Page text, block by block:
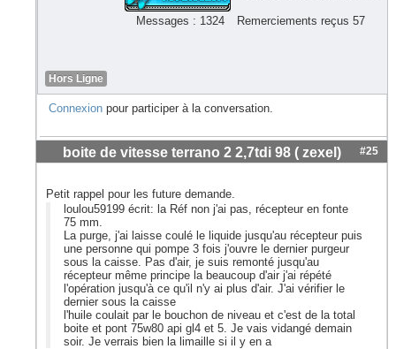
Messages : 1324 Remerciements reçus 57
Hors Ligne
Connexion pour participer à la conversation.
boite de vitesse terrano 2 2,7tdi 98 ( zexel) #25
Petit rappel pour les future demande.
loulou59199 écrit: la Réf non j'ai pas, récepteur en fonte
75 mm.
La purge, j'ai laisse coulé le liquide jusqu'au récepteur puis
une personne qui pompe 3 fois j'ouvre le dernier purgeur
sous la caisse. Pas d'air, je suis remonté jusqu'au
récepteur même principe la beaucoup d'air j'ai répété
l'opération jusqu'à ce qu'il n'y ai plus d'air. J'ai vérifier le
dernier sous la caisse
l'huile coulait par le bouchon de niveau et c'est de la total
boite et pont 75w80 api gl4 et 5. Je vais vidangé demain
soir. Je verrais bien la limaille si il y en a